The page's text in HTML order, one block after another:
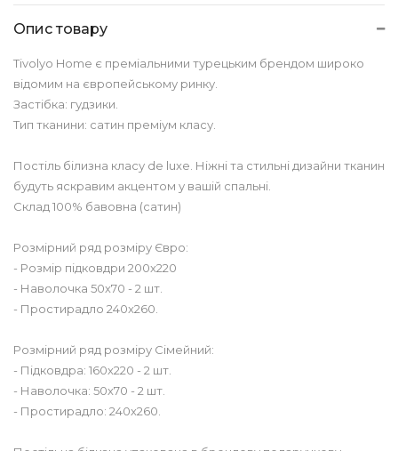
Опис товару
Tivolyo Home є преміальними турецьким брендом широко
відомим на європейському ринку.
Застібка: гудзики.
Тип тканини: сатин преміум класу.
Постіль білизна класу de luxe. Ніжні та стильні дизайни тканин
будуть яскравим акцентом у вашій спальні.
Склад 100% бавовна (сатин)
Розмірний ряд розміру Євро:
- Розмір підковдри 200x220
- Наволочка 50х70 - 2 шт.
- Простирадло 240x260.
Розмірний ряд розміру Сімейний:
- Підковдра: 160х220 - 2 шт.
- Наволочка: 50х70 - 2 шт.
- Простирадло: 240х260.